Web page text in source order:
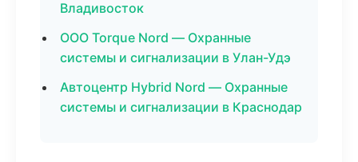
Владивосток
ООО Torque Nord — Охранные
системы и сигнализации в Улан-Удэ
Автоцентр Hybrid Nord — Охранные
системы и сигнализации в Краснодар